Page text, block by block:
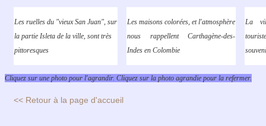
Les ruelles du "vieux San Juan", sur
la partie Isleta de la ville, sont très
pittoresques
Les maisons colorées, et l'atmosphère
nous rappellent Carthagène-des-
Indes en Colombie
La
Cliquez sur une photo pour l'agrandir. Cliquez sur la photo agrandie pour la refermer.
<< Retour à la page d'accueil